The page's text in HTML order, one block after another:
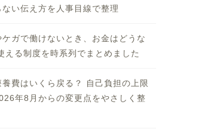
ない伝え方を人事目線で整理
ケガで働けないとき、お金はどうな
える制度を時系列でまとめました
養費はいくら戻る？ 自己負担の上限
年8月からの変更点をやさしく整